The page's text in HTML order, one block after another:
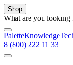
Shop
What are you looking
PaletteKnowledge
8 (800) 222 11 33